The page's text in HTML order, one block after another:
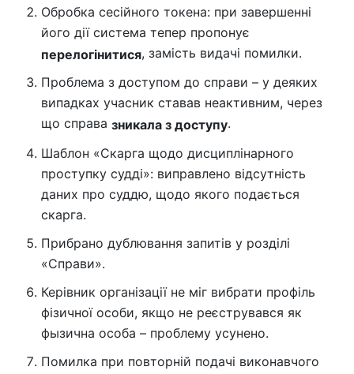
Обробка сесійного токена: при завершенні
його дії система тепер пропонує
перелогінитися, замість видачі помилки.
Проблема з доступом до справи – у деяких
випадках учасник ставав неактивним, через
що справа зникала з доступу.
Шаблон «Скарга щодо дисциплінарного
проступку судді»: виправлено відсутність
даних про суддю, щодо якого подається
скарга.
Прибрано дублювання запитів у розділі
«Справи».
Керівник організації не міг вибрати профіль
фізичної особи, якщо не реєструвався як
фызична особа – проблему усунено.
Помилка при повторній подачі виконавчого